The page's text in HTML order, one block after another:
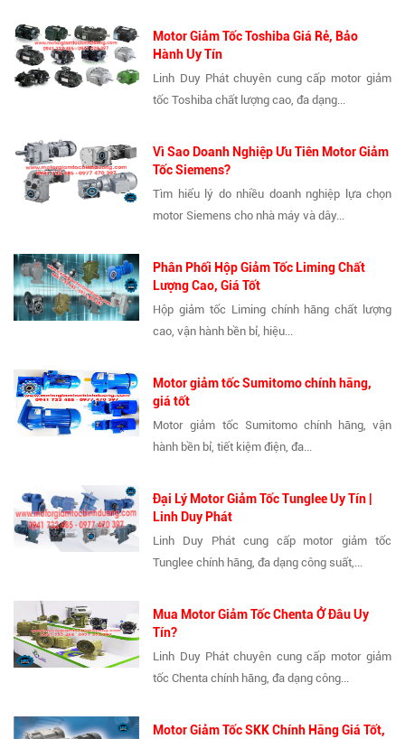
Motor Giảm Tốc Toshiba Giá Rẻ, Bảo
Hành Uy Tín
Linh Duy Phát chuyên cung cấp motor giảm
tốc Toshiba chất lượng cao, đa dạng...
Vì Sao Doanh Nghiệp Ưu Tiên Motor Giảm
Tốc Siemens?
Tìm hiểu lý do nhiều doanh nghiệp lựa chọn
motor Siemens cho nhà máy và dây...
Phân Phối Hộp Giảm Tốc Liming Chất
Lượng Cao, Giá Tốt
Hộp giảm tốc Liming chính hãng chất lượng
cao, vận hành bền bỉ, hiệu...
Motor giảm tốc Sumitomo chính hãng,
giá tốt
Motor giảm tốc Sumitomo chính hãng, vận
hành bền bỉ, tiết kiệm điện, đa...
Đại Lý Motor Giảm Tốc Tunglee Uy Tín |
Linh Duy Phát
Linh Duy Phát cung cấp motor giảm tốc
Tunglee chính hãng, đa dạng công suất,...
Mua Motor Giảm Tốc Chenta Ở Đâu Uy
Tín?
Linh Duy Phát chuyên cung cấp motor giảm
tốc Chenta chính hãng, đa dạng công...
Motor Giảm Tốc SKK Chính Hãng Giá Tốt,